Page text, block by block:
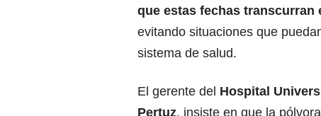
que estas fechas
evitando situaciones que
sistema de salud.
El gerente del Hospital
Pertuz, insiste en que la